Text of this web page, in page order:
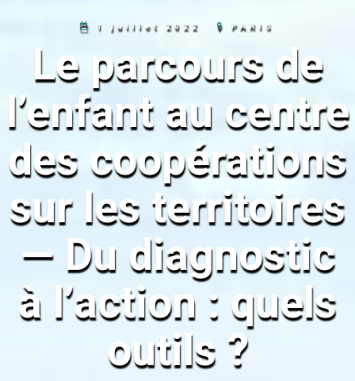
1 juillet 2022 PARIS
Le parcours de
l’enfant au centre
des coopérations
sur les territoires
— Du diagnostic
à l’action : quels
outils ?